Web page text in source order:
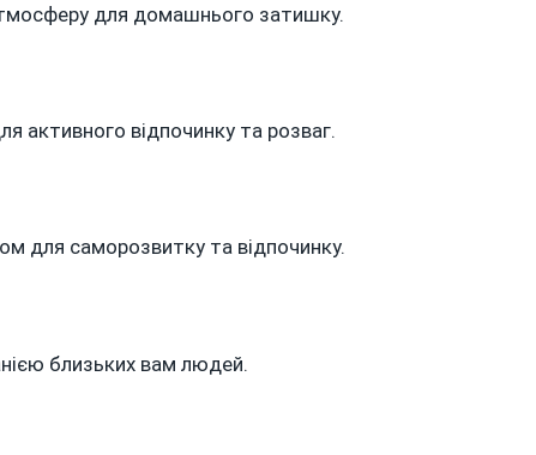
для домашнього затишку.
активного відпочинку та розваг.
для саморозвитку та відпочинку.
близьких вам людей.